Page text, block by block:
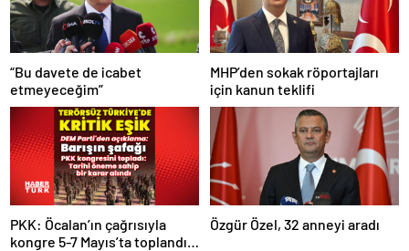
“Bu davete de icabet
etmeyeceğim”
MHP’den sokak röportajları
için kanun teklifi
PKK: Öcalan’ın çağrısıyla
kongre 5-7 Mayıs’ta toplandı!
Özgür Özel, 32 anneyi aradı